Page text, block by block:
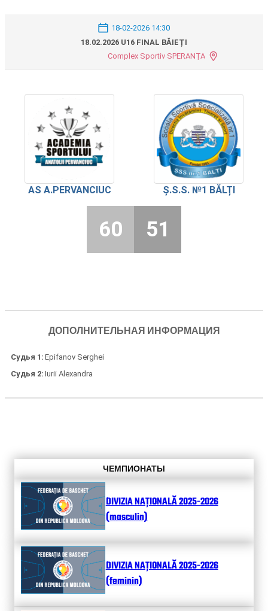
18-02-2026 14:30
18.02.2026 U16 FINAL BĂIEȚI
Complex Sportiv SPERANȚA
AS A.PERVANCIUC Ș.S.S. №1 BĂLȚI
60 51
ДОПОЛНИТЕЛЬНАЯ ИНФОРМАЦИЯ
Судья 1 Epifanov Serghei
Судья 2 Iurii Alexandra
ЧЕМПИОНАТЫ
DIVIZIA NAȚIONALĂ 2025-2026
(masculin)
DIVIZIA NAȚIONALĂ 2025-2026
(feminin)